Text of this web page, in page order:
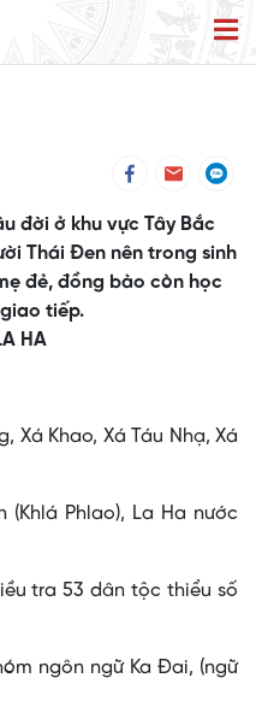
đời ở khu vực Tây Bắc
Thái Đen nên trong sinh
đẻ, đồng bào còn học
tiếp.
HA
Xá Khao, Xá Táu Nhạ, Xá
(Khlá Phlao), La Ha nước
tra 53 dân tộc thiểu số
ngôn ngữ Ka Ðai, (ngữ